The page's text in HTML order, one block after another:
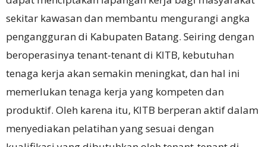
sekitar kawasan dan membantu mengurangi angka
pengangguran di Kabupaten Batang. Seiring dengan
beroperasinya tenant-tenant di KITB, kebutuhan
tenaga kerja akan semakin meningkat, dan hal ini
memerlukan tenaga kerja yang kompeten dan
produktif. Oleh karena itu, KITB berperan aktif dalam
menyediakan pelatihan yang sesuai dengan